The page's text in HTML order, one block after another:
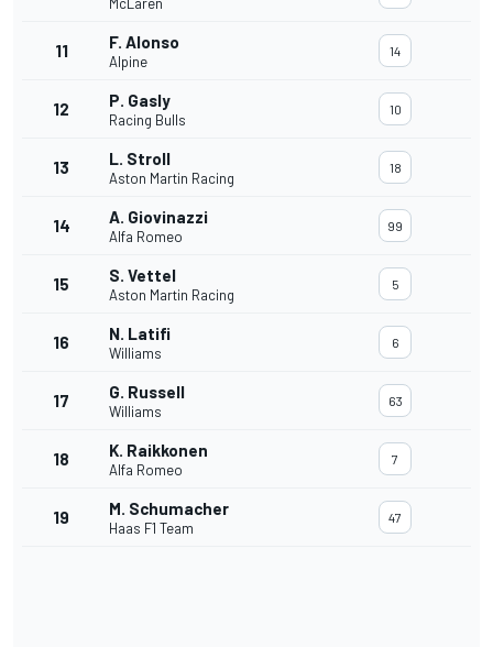
11 F. Alonso
Alpine
14
12 P. Gasly
Racing Bulls
10
13 L. Stroll
Aston Martin Racing
18
14 A. Giovinazzi
Alfa Romeo
99
15 S. Vettel
Aston Martin Racing
5
16 N. Latifi
Williams
6
17 G. Russell
Williams
63
18 K. Raikkonen
Alfa Romeo
7
19 M. Schumacher
Haas F1 Team
47